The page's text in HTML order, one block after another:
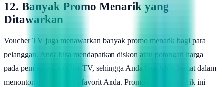
12. Banyak Promo Menarik yang
Ditawarkan
Voucher TV juga menawarkan banyak promo menarik bagi para
pelanggan. Anda bisa mendapatkan diskon atau potongan harga
pada pembelian voucher TV, sehingga Anda bisa lebih hemat dalam
menonton siaran televisi favorit Anda. Promo-promo menarik ini